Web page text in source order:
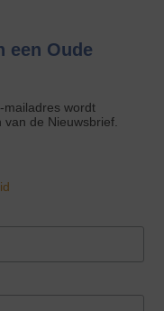
een Oude
mailadres wordt
de Nieuwsbrief.